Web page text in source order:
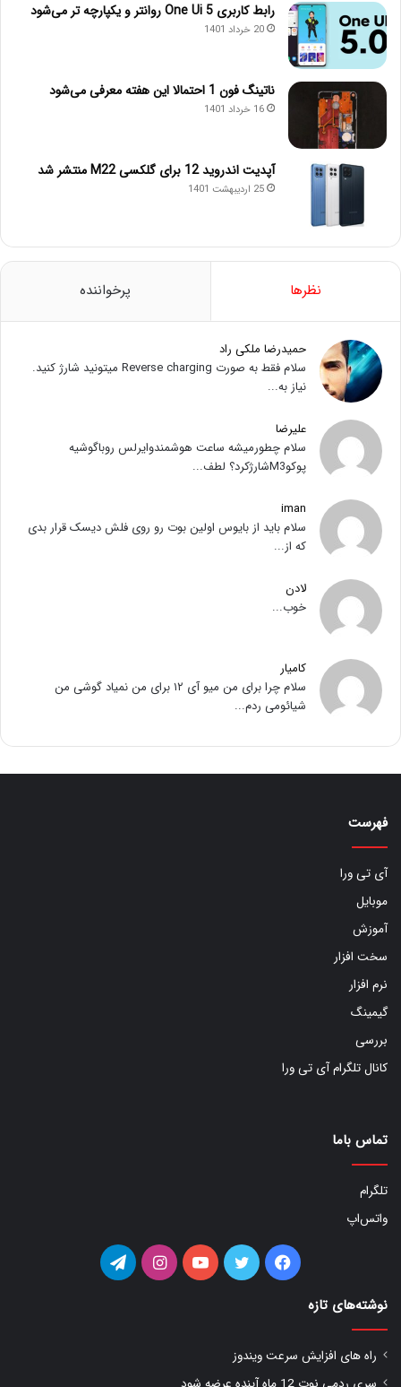
رابط کاربری One Ui 5 روانتر و یکپارچه تر می‌شود
20 خرداد 1401
ناتینگ فون 1 احتمالا این هفته معرفی می‌شود
16 خرداد 1401
آپدیت اندروید 12 برای گلکسی M22 منتشر شد
25 اردیبهشت 1401
نظرها پرخواننده
حمیدرضا ملکی راد
سلام فقط به صورت Reverse charging میتونید شارژ کنید.
نیاز به...
علیرضا
سلام چطورمیشه ساعت هوشمندوایرلس روباگوشیه
پوکوM3شارژکرد؟ لطف...
iman
سلام باید از بایوس اولین بوت رو روی فلش دیسک قرار بدی
که از...
لادن
خوب...
کامیار
سلام چرا برای من میو آی ۱۲ برای من نمیاد گوشی من
شیائومی ردم...
فهرست
آی تی ورا
موبایل
آموزش
سخت افزار
نرم افزار
گیمینگ
بررسی
کانال تلگرام آی تی ورا
تماس باما
تلگرام
واتس‌اپ
فیس توییتر یوتیوب اینستاگرامتلگرام
نوشته‌های تازه
راه های افزایش سرعت ویندوز